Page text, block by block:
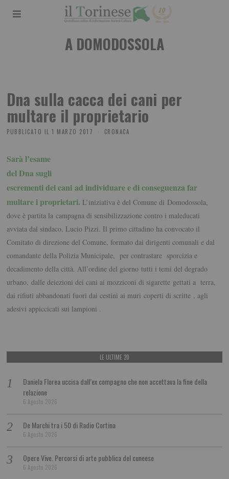
A DOMODOSSOLA
Dna sulla cacca dei cani per
multare il proprietario
PUBBLICATO IL 1 MARZO 2017 CRONACA
Sarà l’esame
del Dna sugli
escrementi dei cani ad individuare e di conseguenza far
multare i proprietari. L’iniziativa è del Comune di Domodossola,
dove è partita la campagna di sensibilizzazione contro i maleducati
avviata dal sindaco, Lucio Pizzi. Il primo cittadino ha convocato il
Comitato di direzione del Comune, formato dai dirigenti comunali e dal
comandante della Polizia Municipale, per contrastare sporcizia e
decadimento della città. All’ordine del giorno tutti i temi del degrado
urbano, dalle deiezioni dei cani ai mozziconi di sigarette gettati a terra,
dai rifiuti abbandonati fuori dai cestini ai muri coperti di scritte , agli
adesivi appiccicati sui lampioni .
LE ULTIME 20
Daniela Florea uccisa dall’ex compagno che non accettava la fine della
relazione
6 Agosto 2026
De Marchi tra i 50 di Radio Cortina
6 Agosto 2026
Opere Vive. Percorsi di arte pubblica del cuneese
6 Agosto 2026